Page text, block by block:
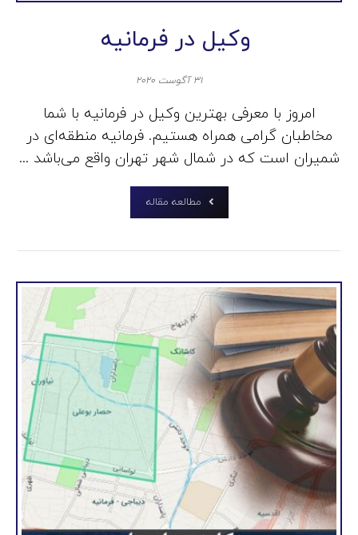
وکیل در فرمانیه
۳۱ آگوست ۲۰۲۰
امروز با معرفی بهترین وکیل در فرمانیه با شما
مخاطبان گرامی همراه هستیم. فرمانیه منطقه‌ای در
شمیران است که در شمال شهر تهران واقع می‌باشد ...
مطالعه مقاله